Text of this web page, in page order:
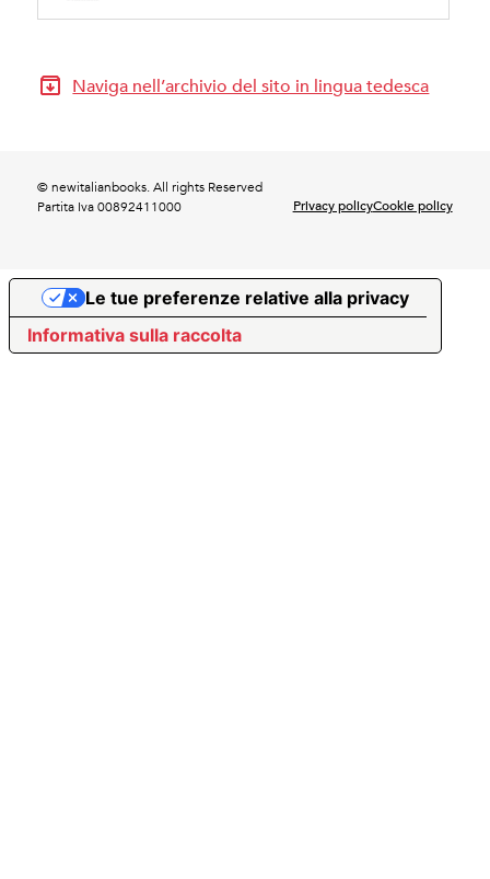
Naviga nell’archivio del sito in lingua tedesca
© newitalianbooks. All rights Reserved
Partita Iva 00892411000
Privacy policyCookie policy
Informativa sulla raccolta
Le tue preferenze relative alla privacy